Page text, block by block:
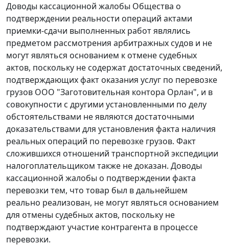
Доводы кассационной жалобы Общества о
подтверждении реальности операций актами
приемки-сдачи выполненных работ являлись
предметом рассмотрения арбитражных судов и не
могут являться основанием к отмене судебных
актов, поскольку не содержат достаточных сведений,
подтверждающих факт оказания услуг по перевозке
грузов ООО "Заготовительная контора Орлан", и в
совокупности с другими установленными по делу
обстоятельствами не являются достаточными
доказательствами для установления факта наличия
реальных операций по перевозке грузов. Факт
сложившихся отношений транспортной экспедиции
налогоплательщиком также не доказан. Доводы
кассационной жалобы о подтверждении факта
перевозки тем, что товар был в дальнейшем
реально реализован, не могут являться основанием
для отмены судебных актов, поскольку не
подтверждают участие контрагента в процессе
перевозки.